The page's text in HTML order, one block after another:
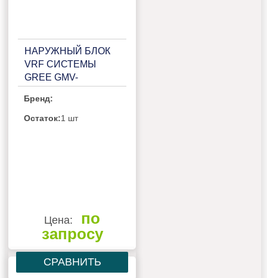
НАРУЖНЫЙ БЛОК
VRF СИСТЕМЫ
GREE GMV-
Бренд:
Остаток:1 шт
Цена:
по
запросу
СРАВНИТЬ